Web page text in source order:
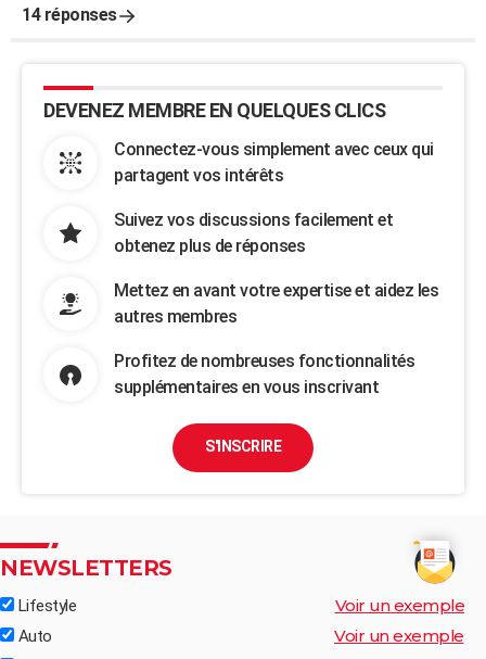
14 réponses
DEVENEZ MEMBRE EN QUELQUES CLICS
Connectez-vous simplement avec ceux qui
partagent vos intérêts
Suivez vos discussions facilement et
obtenez plus de réponses
Mettez en avant votre expertise et aidez les
autres membres
Profitez de nombreuses fonctionnalités
supplémentaires en vous inscrivant
S'INSCRIRE
NEWSLETTERS
Lifestyle Voir un exemple
Auto Voir un exemple